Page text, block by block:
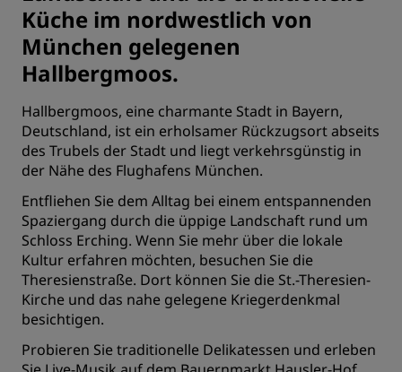
Küche im nordwestlich von
München gelegenen
Hallbergmoos.
Hallbergmoos, eine charmante Stadt in Bayern,
Deutschland, ist ein erholsamer Rückzugsort abseits
des Trubels der Stadt und liegt verkehrsgünstig in
der Nähe des Flughafens München.
Entfliehen Sie dem Alltag bei einem entspannenden
Spaziergang durch die üppige Landschaft rund um
Schloss Erching. Wenn Sie mehr über die lokale
Kultur erfahren möchten, besuchen Sie die
Theresienstraße. Dort können Sie die St.-Theresien-
Kirche und das nahe gelegene Kriegerdenkmal
besichtigen.
Probieren Sie traditionelle Delikatessen und erleben